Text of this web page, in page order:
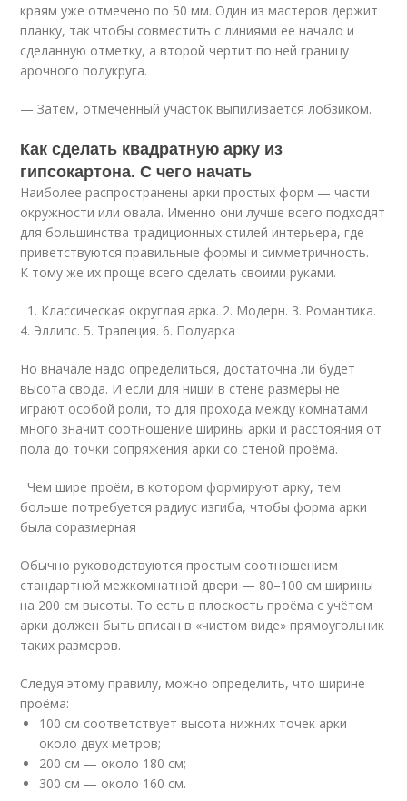
краям уже отмечено по 50 мм. Один из мастеров держит
планку, так чтобы совместить с линиями ее начало и
сделанную отметку, а второй чертит по ней границу
арочного полукруга.
— Затем, отмеченный участок выпиливается лобзиком.
Как сделать квадратную арку из
гипсокартона. С чего начать
Наиболее распространены арки простых форм — части
окружности или овала. Именно они лучше всего подходят
для большинства традиционных стилей интерьера, где
приветствуются правильные формы и симметричность.
К тому же их проще всего сделать своими руками.
1. Классическая округлая арка. 2. Модерн. 3. Романтика.
4. Эллипс. 5. Трапеция. 6. Полуарка
Но вначале надо определиться, достаточна ли будет
высота свода. И если для ниши в стене размеры не
играют особой роли, то для прохода между комнатами
много значит соотношение ширины арки и расстояния от
пола до точки сопряжения арки со стеной проёма.
Чем шире проём, в котором формируют арку, тем
больше потребуется радиус изгиба, чтобы форма арки
была соразмерная
Обычно руководствуются простым соотношением
стандартной межкомнатной двери — 80–100 см ширины
на 200 см высоты. То есть в плоскость проёма с учётом
арки должен быть вписан в «чистом виде» прямоугольник
таких размеров.
Следуя этому правилу, можно определить, что ширине
проёма:
100 см соответствует высота нижних точек арки
около двух метров;
200 см — около 180 см;
300 см — около 160 см.